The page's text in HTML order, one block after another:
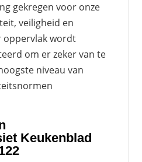
gekregen voor onze
veiligheid en
oppervlak wordt
om er zeker van te
niveau van
Keukenblad